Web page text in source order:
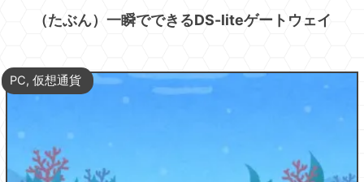
（たぶん）一瞬でできるDS-liteゲートウェイ
PC, 仮想通貨